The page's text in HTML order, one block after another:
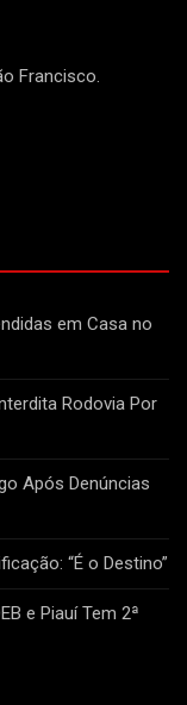
Francisco.
em Casa no
Rodovia Por
Após Denúncias
“É o Destino”
e Piauí Tem 2ª